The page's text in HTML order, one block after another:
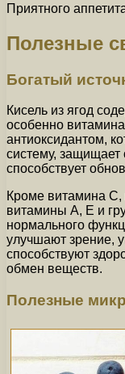
Приятного
Полезные
Богатый
Кисель из ягод
особенно
антиоксидантом,
систему, защищает
способствует
Кроме витамина С,
витамины А, Е и
нормального
улучшают зрение,
способствуют
обмен веществ.
Полезные